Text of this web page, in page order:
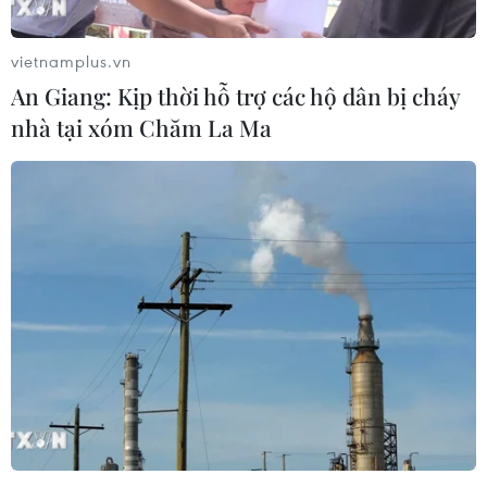
Công Phượng gặp thử thách lớn
trong ngày tái xuất V-League 2026/27
06/08/2026 11:49
Nhận định Việt Nam vs
Campuchia: Vì sao thầy trò HLV Kim
Sang-sik cần giành ngôi đầu bảng?
06/08/2026 11:05
Nhận định Việt Nam vs Campuchia:
'Phù thủy Kim' sẽ xoay tua toan tính
đường dài?
vietnamplus.vn
An Giang: Kịp thời hỗ trợ các hộ dân bị cháy
nhà tại xóm Chăm La Ma